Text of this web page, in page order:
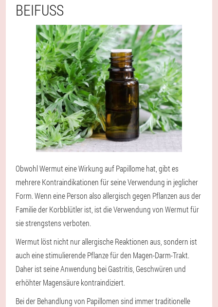
BEIFUSS
Obwohl Wermut eine Wirkung auf Papillome hat, gibt es
mehrere Kontraindikationen für seine Verwendung in jeglicher
Form. Wenn eine Person also allergisch gegen Pflanzen aus der
Familie der Korbblütler ist, ist die Verwendung von Wermut für
sie strengstens verboten.
Wermut löst nicht nur allergische Reaktionen aus, sondern ist
auch eine stimulierende Pflanze für den Magen-Darm-Trakt.
Daher ist seine Anwendung bei Gastritis, Geschwüren und
erhöhter Magensäure kontraindiziert.
Bei der Behandlung von Papillomen sind immer traditionelle